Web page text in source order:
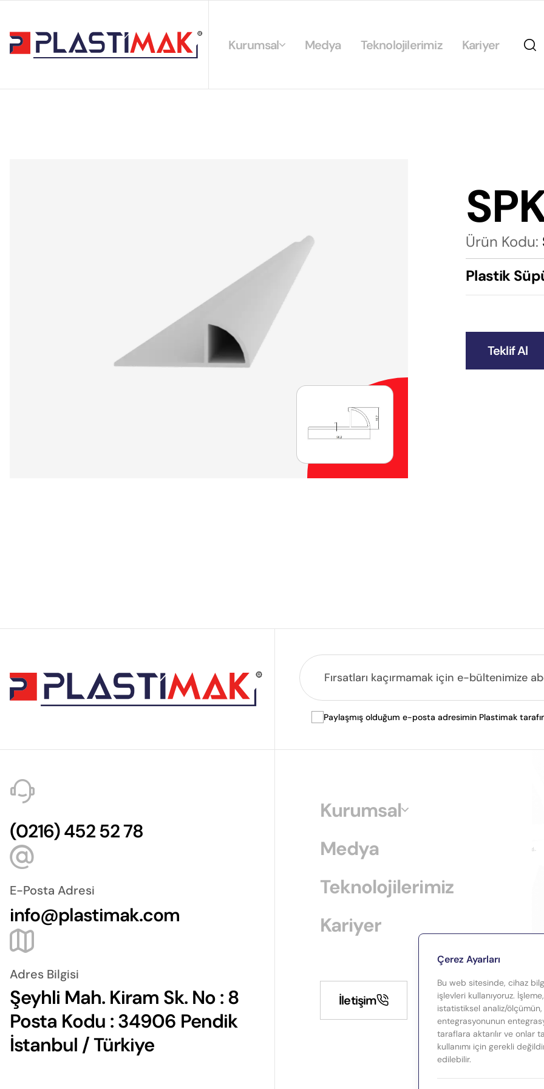
Kurumsal Medya Teknolojilerimiz Kariyer
Ürün Kodu:
Plastik
Teklif Al
Paylaşmış olduğum e-posta adresimin Plastimak
(0216) 452 52 78
E-Posta Adresi
info@plastimak.com
Adres Bilgisi
Şeyhli Mah. Kiram Sk. No : 8
Posta Kodu : 34906 Pendik
İstanbul / Türkiye
Kurumsal
Medya
Teknolojilerimiz
Kariyer
İletişim
Çerez Ayarları
Bu web sitesinde, cihaz
işlevleri kullanıyoruz.
istatistiksel analiz/ölçümün,
entegrasyonunun
taraflara aktarılır ve onlar
kullanımı için gerekli
edilebilir.